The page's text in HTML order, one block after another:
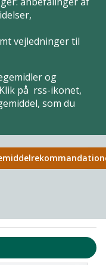
vejledninger til
og
på rss-ikonet,
som du